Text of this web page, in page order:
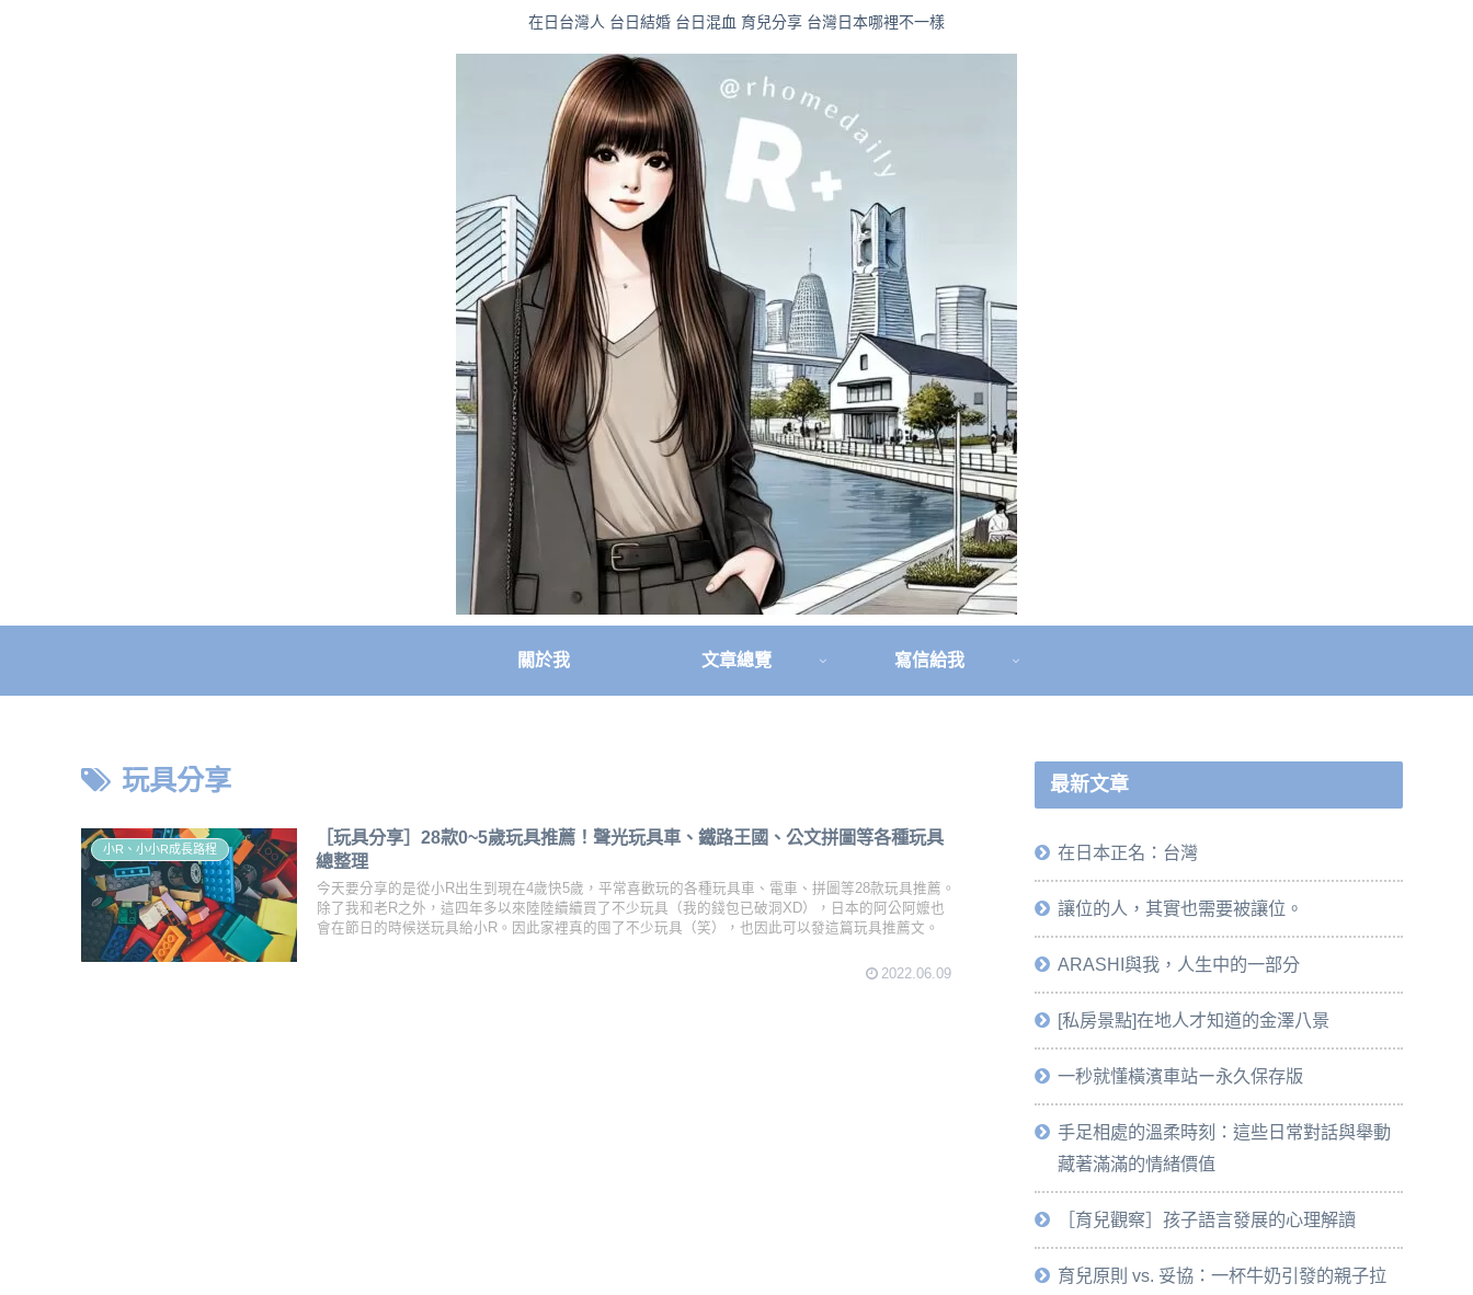
在日台灣人 台日結婚 台日混血 育兒分享 台灣日本哪裡不一樣
關於我 文章總覽 寫信給我
玩具分享
小R、小小R成長路程
［玩具分享］28款0~5歲玩具推薦！聲光玩具車、鐵路王國、公文拼圖等各種玩具
總整理
今天要分享的是從小R出生到現在4歲快5歲，平常喜歡玩的各種玩具車、電車、拼圖等28款玩具推薦。
除了我和老R之外，這四年多以來陸陸續續買了不少玩具（我的錢包已破洞XD），日本的阿公阿嬤也
會在節日的時候送玩具給小R。因此家裡真的囤了不少玩具（笑），也因此可以發這篇玩具推薦文。
2022.06.09
最新文章
在日本正名：台灣
讓位的人，其實也需要被讓位。
ARASHI與我，人生中的一部分
[私房景點]在地人才知道的金澤八景
一秒就懂橫濱車站ー永久保存版
手足相處的溫柔時刻：這些日常對話與舉動
藏著滿滿的情緒價值
［育兒觀察］孩子語言發展的心理解讀
育兒原則 vs. 妥協：一杯牛奶引發的親子拉